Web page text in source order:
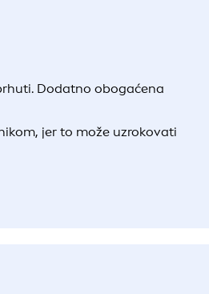
Dodatno obogaćena
jer to može uzrokovati